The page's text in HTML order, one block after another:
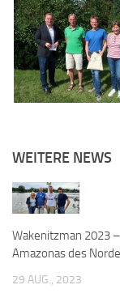
WEITERE NEWS
Wakenitzman 2023 –
Amazonas des
29 AUG., 2023